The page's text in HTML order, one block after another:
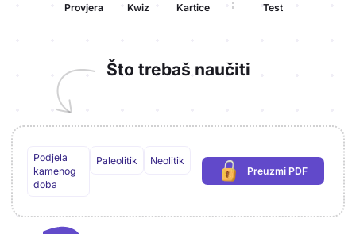
Provjera Kwiz Kartice Test
Što trebaš naučiti
Podjela
kamenog
doba
Paleolitik
Neolitik
Preuzmi PDF
(potrebna prijava)